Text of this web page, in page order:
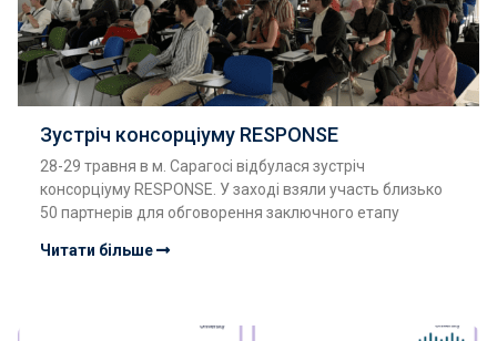
Зустріч консорціуму RESPONSE
28-29 травня в м. Сарагосі відбулася зустріч
консорціуму RESPONSE. У заході взяли участь близько
50 партнерів для обговорення заключного етапу
Читати більше